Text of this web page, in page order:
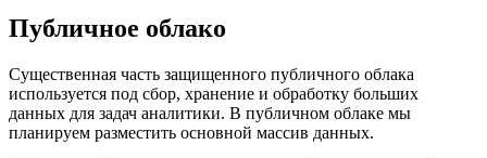
Публичное облако
Существенная часть защищенного публичного облака
используется под сбор, хранение и обработку больших
данных для задач аналитики. В публичном облаке мы
планируем разместить основной массив данных.